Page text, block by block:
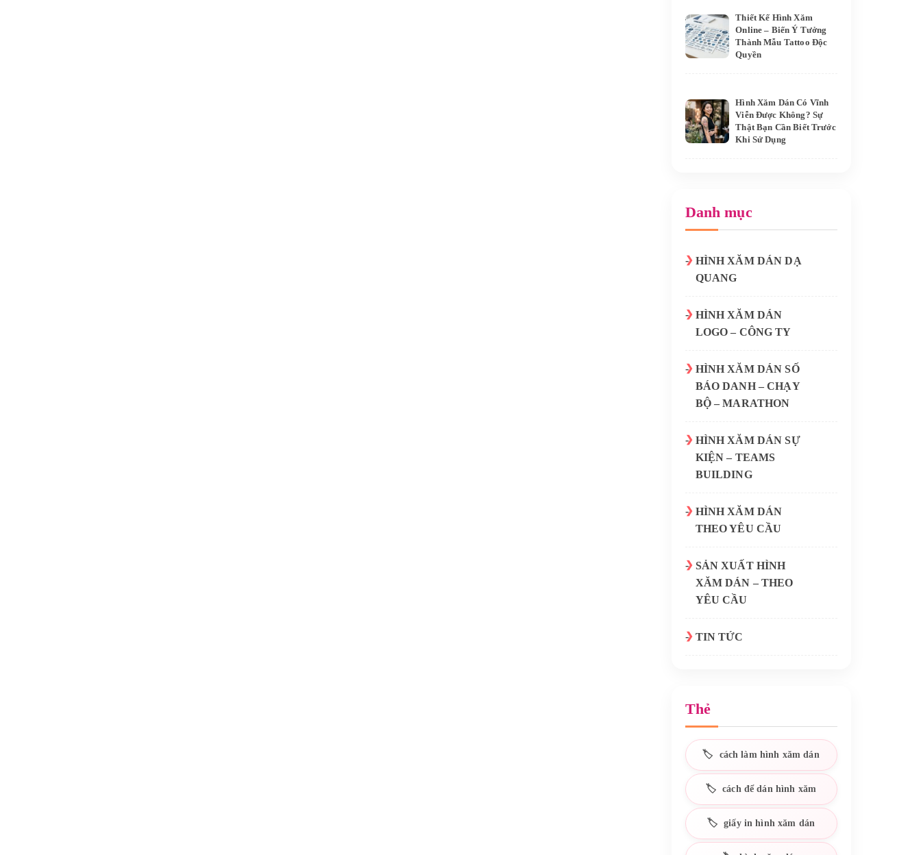
Thiết Kế Hình Xăm
Online – Biến Ý Tưởng
Thành Mẫu Tattoo Độc
Quyền
Hình Xăm Dán Có Vĩnh
Viễn Được Không? Sự
Thật Bạn Cần Biết Trước
Khi Sử Dụng
Danh mục
HÌNH XĂM DÁN DẠ
QUANG
HÌNH XĂM DÁN
LOGO – CÔNG TY
HÌNH XĂM DÁN SỐ
BÁO DANH – CHẠY
BỘ – MARATHON
HÌNH XĂM DÁN SỰ
KIỆN – TEAMS
BUILDING
HÌNH XĂM DÁN
THEO YÊU CẦU
SẢN XUẤT HÌNH
XĂM DÁN – THEO
YÊU CẦU
TIN TỨC
Thẻ
cách làm hình xăm dán
cách để dán hình xăm
giấy in hình xăm dán